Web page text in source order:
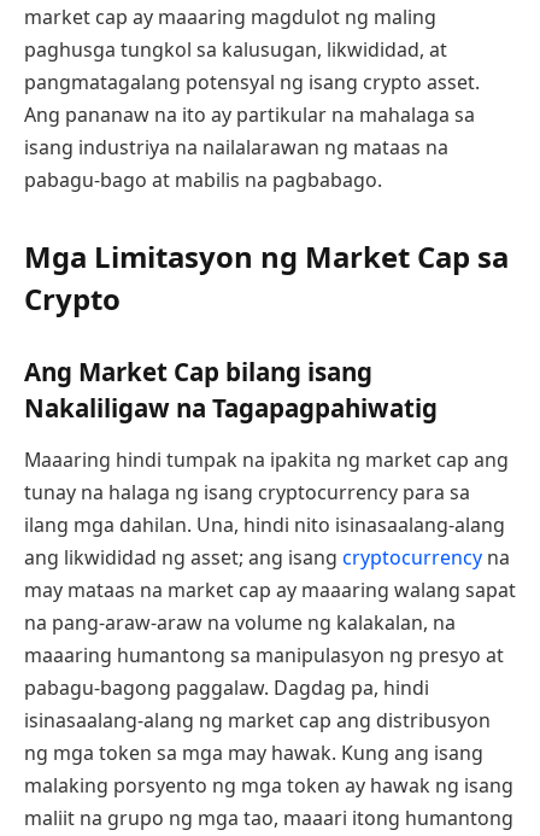
market cap ay maaaring magdulot ng maling
paghusga tungkol sa kalusugan, likwididad, at
pangmatagalang potensyal ng isang crypto asset.
Ang pananaw na ito ay partikular na mahalaga sa
isang industriya na nailalarawan ng mataas na
pabagu-bago at mabilis na pagbabago.
Mga Limitasyon ng Market Cap sa
Crypto
Ang Market Cap bilang isang
Nakaliligaw na Tagapagpahiwatig
Maaaring hindi tumpak na ipakita ng market cap ang
tunay na halaga ng isang cryptocurrency para sa
ilang mga dahilan. Una, hindi nito isinasaalang-alang
ang likwididad ng asset; ang isang cryptocurrency na
may mataas na market cap ay maaaring walang sapat
na pang-araw-araw na volume ng kalakalan, na
maaaring humantong sa manipulasyon ng presyo at
pabagu-bagong paggalaw. Dagdag pa, hindi
isinasaalang-alang ng market cap ang distribusyon
ng mga token sa mga may hawak. Kung ang isang
malaking porsyento ng mga token ay hawak ng isang
maliit na grupo ng mga tao, maaari itong humantong